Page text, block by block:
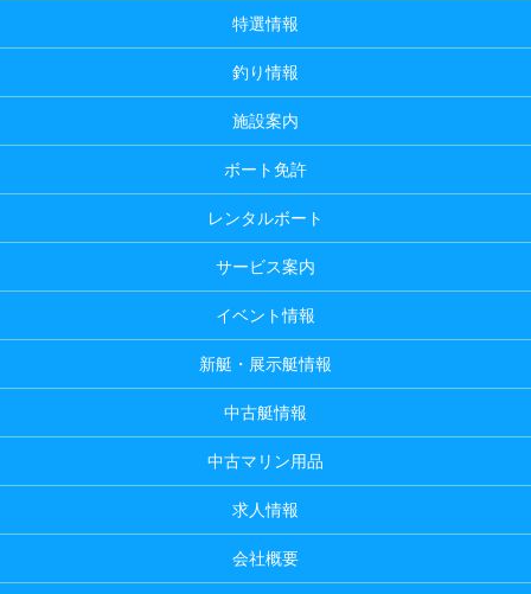
特選情報
釣り情報
施設案内
ボート免許
レンタルボート
サービス案内
イベント情報
新艇・展示艇情報
中古艇情報
中古マリン用品
求人情報
会社概要